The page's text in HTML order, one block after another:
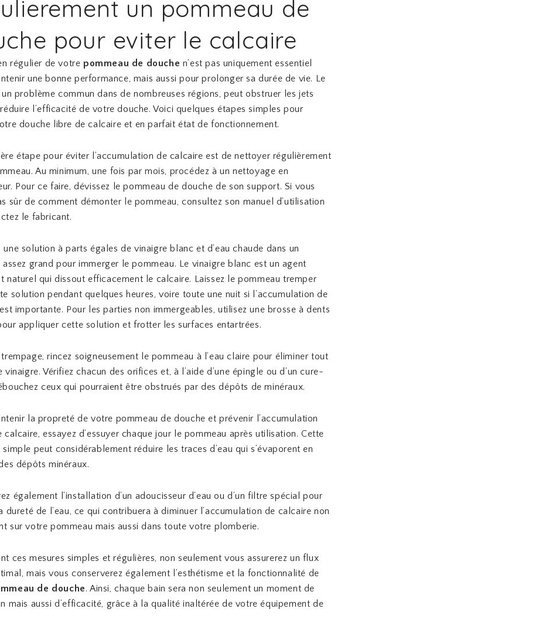
un pommeau de
pour eviter le calcaire
régulier de votre pommeau de douche n’est pas uniquement essentiel
une bonne performance, mais aussi pour prolonger sa durée de vie. Le
problème commun dans de nombreuses régions, peut obstruer les jets
réduire l’efficacité de votre douche. Voici quelques étapes simples pour
douche libre de calcaire et en parfait état de fonctionnement.
étape pour éviter l’accumulation de calcaire est de nettoyer régulièrement
Au minimum, une fois par mois, procédez à un nettoyage en
Pour ce faire, dévissez le pommeau de douche de son support. Si vous
sûr de comment démonter le pommeau, consultez son manuel d’utilisation
le fabricant.
une solution à parts égales de vinaigre blanc et d’eau chaude dans un
grand pour immerger le pommeau. Le vinaigre blanc est un agent
naturel qui dissout efficacement le calcaire. Laissez le pommeau tremper
solution pendant quelques heures, voire toute une nuit si l’accumulation de
importante. Pour les parties non immergeables, utilisez une brosse à dents
appliquer cette solution et frotter les surfaces entartrées.
rincez soigneusement le pommeau à l’eau claire pour éliminer tout
vinaigre. Vérifiez chacun des orifices et, à l’aide d’une épingle ou d’un cure-
ceux qui pourraient être obstrués par des dépôts de minéraux.
la propreté de votre pommeau de douche et prévenir l’accumulation
calcaire, essayez d’essuyer chaque jour le pommeau après utilisation. Cette
simple peut considérablement réduire les traces d’eau qui s’évaporent en
dépôts minéraux.
également l’installation d’un adoucisseur d’eau ou d’un filtre spécial pour
dureté de l’eau, ce qui contribuera à diminuer l’accumulation de calcaire non
sur votre pommeau mais aussi dans toute votre plomberie.
ces mesures simples et régulières, non seulement vous assurerez un flux
mais vous conserverez également l’esthétisme et la fonctionnalité de
de douche. Ainsi, chaque bain sera non seulement un moment de
mais aussi d’efficacité, grâce à la qualité inaltérée de votre équipement de